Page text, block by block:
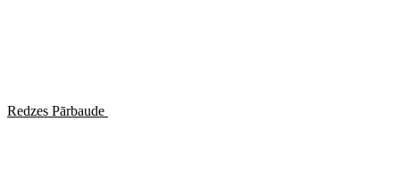
Redzes Pārbaude